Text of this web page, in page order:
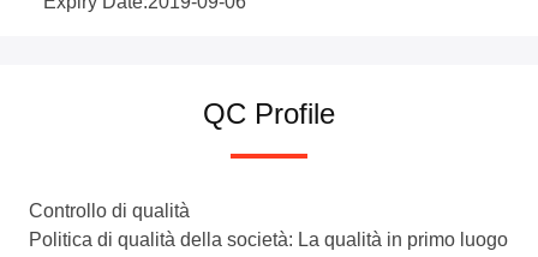
QC Profile
Controllo di qualità
Politica di qualità della società: La qualità in primo luogo